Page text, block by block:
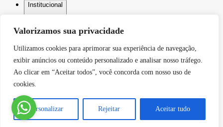
Valorizamos sua privacidade
Utilizamos cookies para aprimorar sua experiência de navegação,
exibir anúncios ou conteúdo personalizado e analisar nosso tráfego.
Ao clicar em “Aceitar todos”, você concorda com nosso uso de
cookies.
Personalizar Rejeitar Aceitar tudo
Institucional
Sobre
Idiomas
Biblioteca
CPA – Comissão Própria de Avaliação
Serviços
Contato